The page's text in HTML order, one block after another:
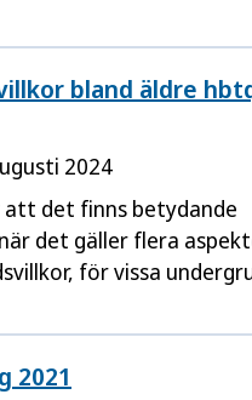
bidrar till att
i vårt land.
bland äldre
2024
att det finns betydande
det gäller flera
för vissa
2021